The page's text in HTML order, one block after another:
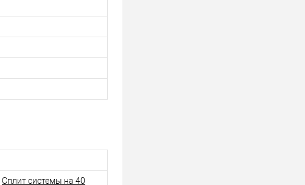
Сплит системы на 40